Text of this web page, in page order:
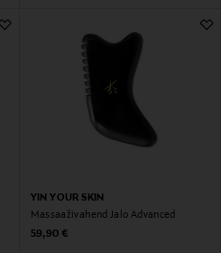
YIN YOUR SKIN
Massaaživahend Jalo Advanced
Original Price
59,90 €